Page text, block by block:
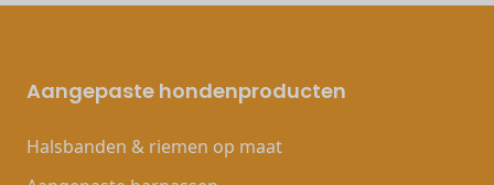
Aangepaste hondenproducten
Halsbanden & riemen op maat